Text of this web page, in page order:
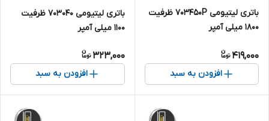
باتری لیتیومی 703450P ظرفیت
1800 میلی آمپر
419,000
افزودن به سبد
باتری لیتیومی 703040 ظرفیت
1100 میلی آمپر
323,000
افزودن به سبد